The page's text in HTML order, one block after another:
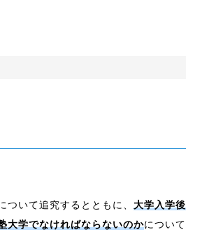
いて追究するとともに、 大学入学後
大学でなければならないのかについて